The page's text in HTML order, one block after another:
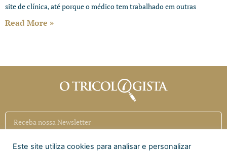
site de clínica, até porque o médico tem trabalhado em outras
Read More »
Inscrever
Este site utiliza cookies para analisar e personalizar